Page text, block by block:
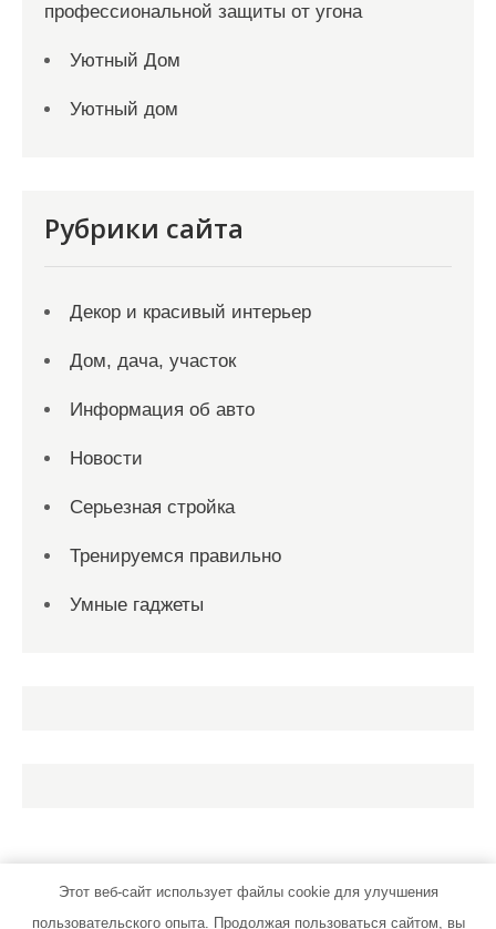
профессиональной защиты от угона
Уютный Дом
Уютный дом
Рубрики сайта
Декор и красивый интерьер
Дом, дача, участок
Информация об авто
Новости
Серьезная стройка
Тренируемся правильно
Умные гаджеты
Этот веб-сайт использует файлы cookie для улучшения
пользовательского опыта. Продолжая пользоваться сайтом, вы